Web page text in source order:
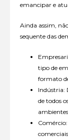
emancipar e
Ainda assim,
sequente das
tipo de
formato
Indústria:
de todos